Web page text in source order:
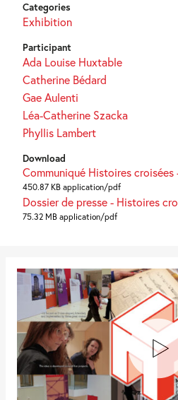
Categories
Exhibition
Participant
Ada Louise Huxtable
Catherine Bédard
Gae Aulenti
Léa-Catherine Szacka
Phyllis Lambert
Download
Communiqué Histoires
450.87 KB application/pdf
Dossier de presse - Histoires
75.32 MB application/pdf